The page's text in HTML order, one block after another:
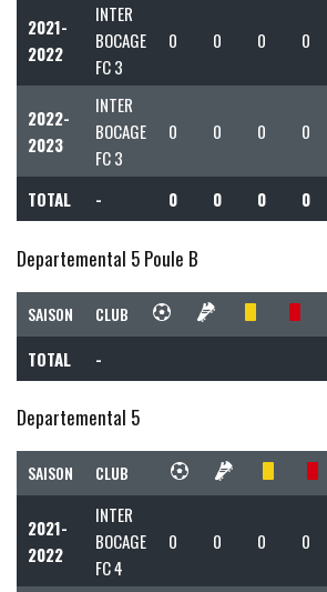
2021-
2022
INTER
BOCAGE
FC 3
0 0 0 0
2022-
2023
INTER
BOCAGE
FC 3
0 0 0 0
TOTAL - 0 0 0 0
Departemental 5 Poule B
SAISON CLUB
TOTAL -
Departemental 5
SAISON CLUB
2021-
2022
INTER
BOCAGE
FC 4
0 0 0 0